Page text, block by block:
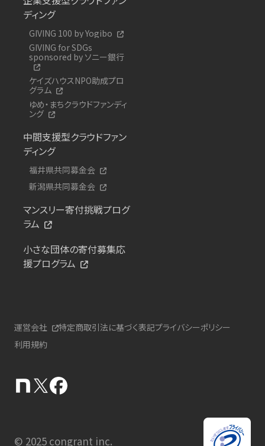
ディング
GIVING 100 by Yogibo
GIVING for SDGs
sponsored by ソニー銀行
ケイズハウスNPO助成プロ
グラム
ゆめ・まちクラウドファンディ
ング
中間支援型クラウドファン
ディング
福井県共同募金会
新潟県共同募金会
マンスリー寄付挑戦プログ
ラム
小さな団体の寄付募集応
援プログラム
運営会社 特定商取引法に基づく表記プライバシーポリシー
利用規約
© 2025 congrant inc.